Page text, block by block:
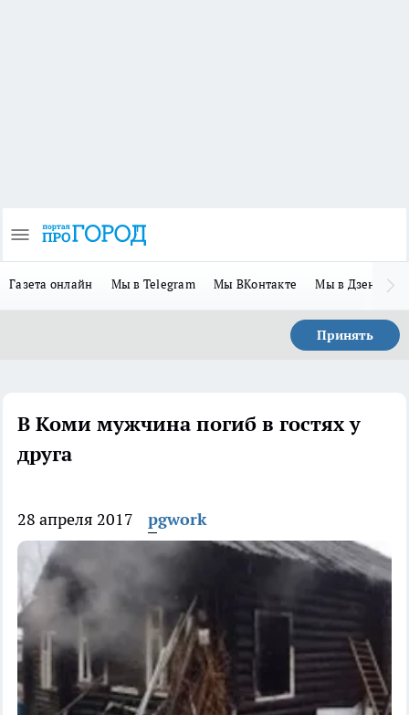
Газета онлайн Мы в Telegram Мы ВКонтакте Мы в Дзене
Принять
В Коми мужчина погиб в гостях у
друга
28 апреля 2017 pgwork